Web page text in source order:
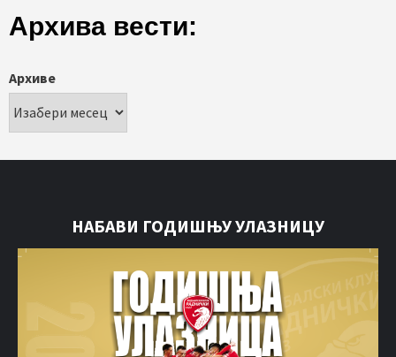
Архива вести:
Архиве
НАБАВИ ГОДИШЊУ УЛАЗНИЦУ